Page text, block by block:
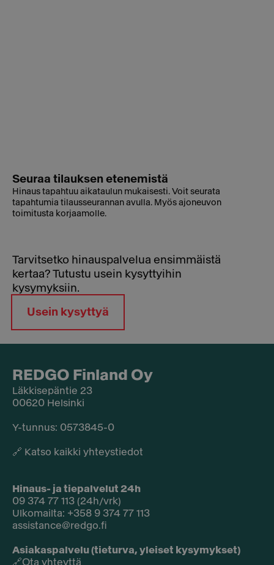
Seuraa tilauksen etenemistä
Hinaus tapahtuu aikataulun mukaisesti. Voit seurata
tapahtumia tilausseurannan avulla. Myös ajoneuvon
toimitusta korjaamolle.
Tarvitsetko hinauspalvelua ensimmäistä
kertaa? Tutustu usein kysyttyihin
kysymyksiin.
Usein kysyttyä
REDGO Finland Oy
Läkkisepäntie 23
00620 Helsinki
Y-tunnus: 0573845-0​
🔗 Katso kaikki yhteystiedot
Hinaus- ja tiepalvelut 24h
09 374 77 113 (24h/vrk)
Ulkomailta: +358 9 374 77 113
assistance@redgo.fi
Asiakaspalvelu (tieturva, yleiset kysymykset)
🔗Ota yhteyttä